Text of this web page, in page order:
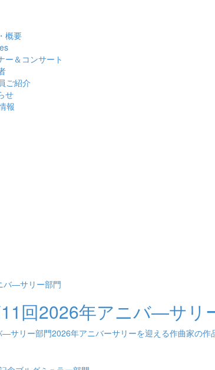
概要
ー＆コンサート
ご紹介
せ
報
11回2026年アニバ―サリ
―サリー部門2026年アニバーサリーを迎える作曲家の